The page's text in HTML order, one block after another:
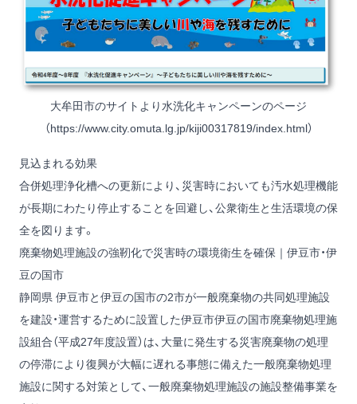
大牟田市のサイトより水洗化キャンペーンのページ
（https://www.city.omuta.lg.jp/kiji00317819/index.html）
見込まれる効果
合併処理浄化槽への更新により、災害時においても汚水処理機能
が長期にわたり停止することを回避し、公衆衛生と生活環境の保
全を図ります。
廃棄物処理施設の強靭化で災害時の環境衛生を確保｜伊豆市・伊
豆の国市
静岡県 伊豆市と伊豆の国市の2市が一般廃棄物の共同処理施設
を建設・運営するために設置した伊豆市伊豆の国市廃棄物処理施
設組合（平成27年度設置）は、大量に発生する災害廃棄物の処理
の停滞により復興が大幅に遅れる事態に備えた一般廃棄物処理
施設に関する対策として、一般廃棄物処理施設の施設整備事業を